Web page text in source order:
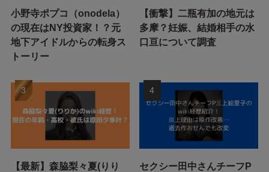
小野寺ポプコ（onodela）
の現在はNY投資家！？元
地下アイドルからの転身ス
トーリー
【衝撃】二瓶有加の地元は
多摩？妊娠、結婚相手の水
口亘について調査
【最新】森脇梨々夏(りり
セクシー田中さんチーフP